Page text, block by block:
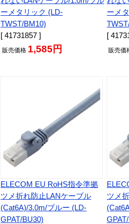
ーメタリック (LD-
TWST/BM10)
[ 41731857 ]
販売価格 1,585円
ーメ
[
販売価
ELECOM EU RoHS指令準拠
ツメ折れ防止LANケーブル
(Cat6A)/3.0m/ブルー (LD-
GPAT/BU30)
ツメ